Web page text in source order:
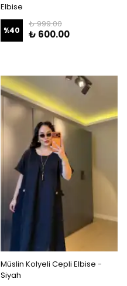
Elbise
%40
₺ 999.00
₺ 600.00
Müslin Kolyeli Cepli Elbise -
Siyah